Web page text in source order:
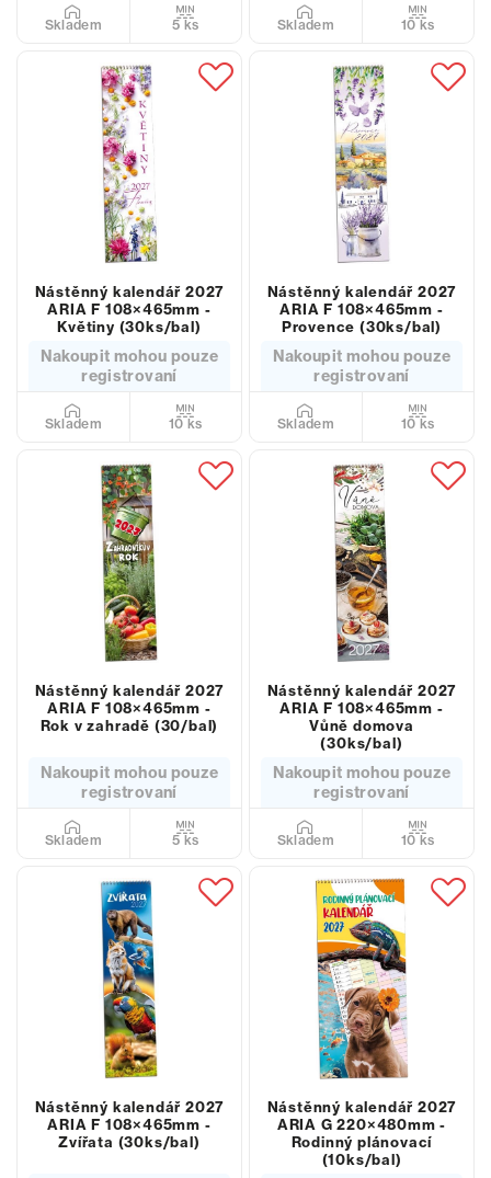
Skladem 5 ks Skladem 10 ks
Nástěnný kalendář 2027
ARIA F 108×465mm -
Květiny (30ks/bal)
Nakoupit mohou pouze
registrovaní
Skladem 10 ks
Nástěnný kalendář 2027
ARIA F 108×465mm -
Provence (30ks/bal)
Nakoupit mohou pouze
registrovaní
Skladem 10 ks
Nástěnný kalendář 2027
ARIA F 108×465mm -
Rok v zahradě (30/bal)
Nakoupit mohou pouze
registrovaní
Skladem 5 ks
Nástěnný kalendář 2027
ARIA F 108×465mm -
Vůně domova
(30ks/bal)
Nakoupit mohou pouze
registrovaní
Skladem 10 ks
Nástěnný kalendář 2027
ARIA F 108×465mm -
Zvířata (30ks/bal)
Nástěnný kalendář 2027
ARIA G 220×480mm -
Rodinný plánovací
(10ks/bal)